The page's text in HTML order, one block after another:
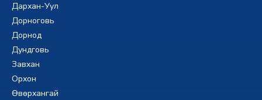
Дархан-Уул
Дорноговь
Дорнод
Дундговь
Завхан
Орхон
Өвөрхангай